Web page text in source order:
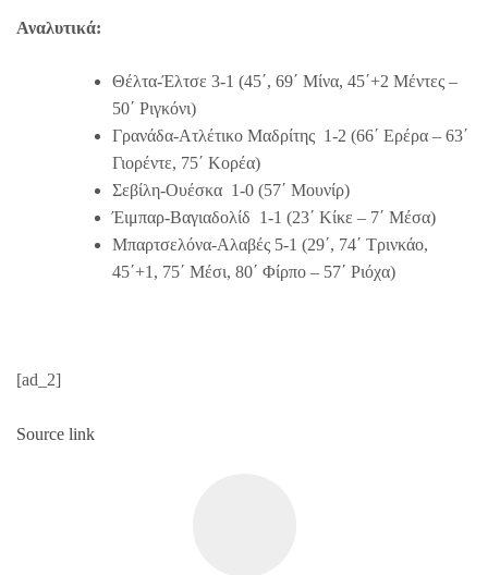
Αναλυτικά:
Θέλτα-Έλτσε 3-1 (45΄, 69΄ Μίνα, 45΄+2 Μέντες –
50΄ Ριγκόνι)
Γρανάδα-Ατλέτικο Μαδρίτης 1-2 (66΄ Ερέρα – 63΄
Γιορέντε, 75΄ Κορέα)
Σεβίλη-Ουέσκα 1-0 (57΄ Μουνίρ)
Έιμπαρ-Βαγιαδολίδ 1-1 (23΄ Κίκε – 7΄ Μέσα)
Μπαρτσελόνα-Αλαβές 5-1 (29΄, 74΄ Τρινκάο,
45΄+1, 75΄ Μέσι, 80΄ Φίρπο – 57΄ Ριόχα)
[ad_2]
Source link